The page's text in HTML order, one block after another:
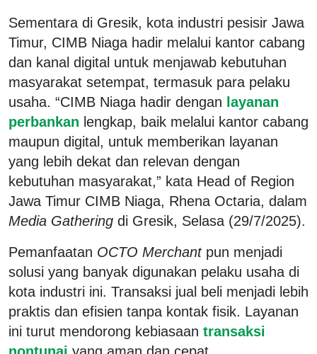
Sementara di Gresik, kota industri pesisir Jawa
Timur, CIMB Niaga hadir melalui kantor cabang
dan kanal digital untuk menjawab kebutuhan
masyarakat setempat, termasuk para pelaku
usaha. “CIMB Niaga hadir dengan layanan
perbankan lengkap, baik melalui kantor cabang
maupun digital, untuk memberikan layanan
yang lebih dekat dan relevan dengan
kebutuhan masyarakat,” kata Head of Region
Jawa Timur CIMB Niaga, Rhena Octaria, dalam
Media Gathering di Gresik, Selasa (29/7/2025).
Pemanfaatan OCTO Merchantpun menjadi
solusi yang banyak digunakan pelaku usaha di
kota industri ini. Transaksi jual beli menjadi lebih
praktis dan efisien tanpa kontak fisik. Layanan
ini turut mendorong kebiasaan transaksi